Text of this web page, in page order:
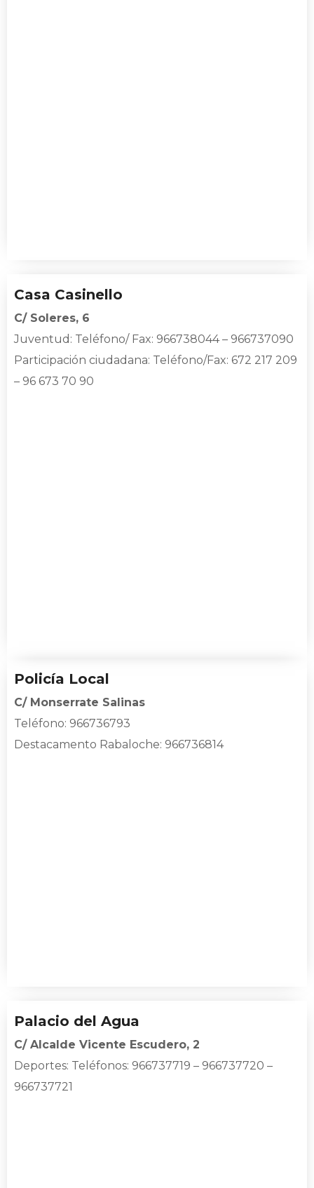
Casa Casinello
C/ Soleres, 6
Juventud : Teléfono/ Fax: 966738044 – 966737090
Participación ciudadana: Teléfono/Fax: 672 217 209
– 96 673 70 90
Policía Local
C/ Monserrate Salinas
Teléfono: 966736793
Destacamento Rabaloche: 966736814
Palacio del Agua
C/ Alcalde Vicente Escudero, 2
Deportes: Teléfonos: 966737719 – 966737720 –
966737721